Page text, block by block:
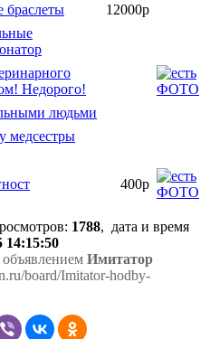
браслеты 12000р
Недорого!
людьми
медсестры
400р
: 1788, дата и время
14:15:50
Имитатор
board/Imitator-hodby-